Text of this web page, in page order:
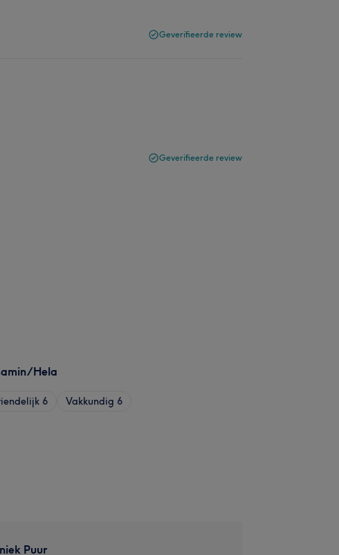
Geverifieerde review
Geverifieerde review
Hela
6 Vakkundig 6
Puur